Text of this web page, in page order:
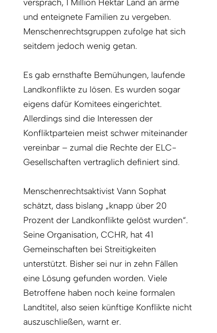
versprach, 1 Million Hektar Land an arme
und enteignete Familien zu vergeben.
Menschenrechtsgruppen zufolge hat sich
seitdem jedoch wenig getan.
Es gab ernsthafte Bemühungen, laufende
Landkonflikte zu lösen. Es wurden sogar
eigens dafür Komitees eingerichtet.
Allerdings sind die Interessen der
Konfliktparteien meist schwer miteinander
vereinbar – zumal die Rechte der ELC-
Gesellschaften vertraglich definiert sind.
Menschenrechtsaktivist Vann Sophat
schätzt, dass bislang „knapp über 20
Prozent der Landkonflikte gelöst wurden“.
Seine Organisation, CCHR, hat 41
Gemeinschaften bei Streitigkeiten
unterstützt. Bisher sei nur in zehn Fällen
eine Lösung gefunden worden. Viele
Betroffene haben noch keine formalen
Landtitel, also seien künftige Konflikte nicht
auszuschließen, warnt er.